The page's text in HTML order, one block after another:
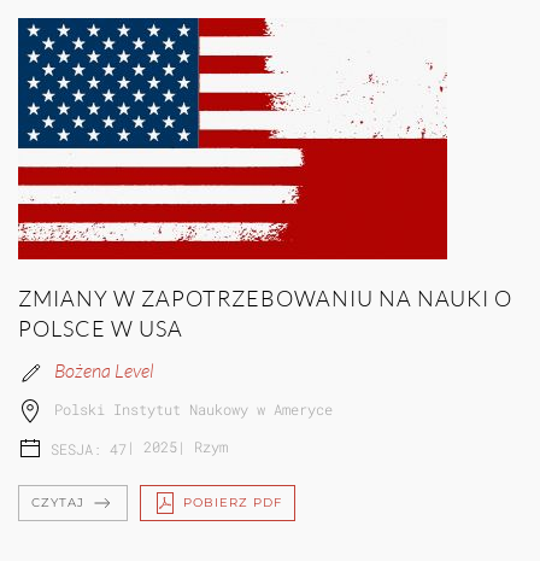
ZMIANY W ZAPOTRZEBOWANIU NA NAUKI O
POLSCE W USA
Bożena Level
Polski Instytut Naukowy w Ameryce
SESJA: 47 | 2025| Rzym
CZYTAJ POBIERZ PDF